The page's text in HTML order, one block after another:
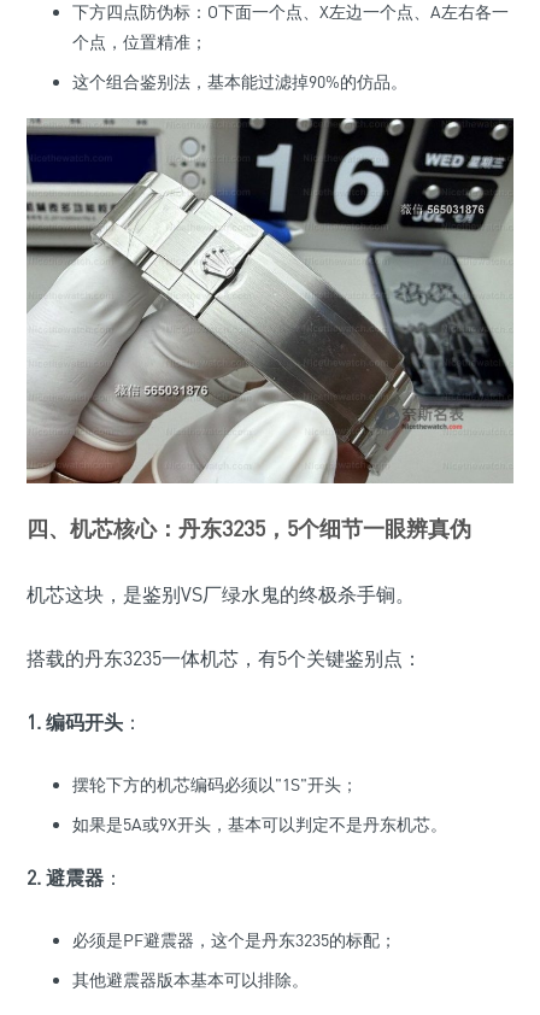
下方四点防伪标：O下面一个点、X左边一个点、A左右各一
个点，位置精准；
这个组合鉴别法，基本能过滤掉90%的仿品。
四、机芯核心：丹东3235，5个细节一眼辨真伪
机芯这块，是鉴别VS厂绿水鬼的终极杀手锏。
搭载的丹东3235一体机芯，有5个关键鉴别点：
1. 编码开头 ：
摆轮下方的机芯编码必须以"1S"开头；
如果是5A或9X开头，基本可以判定不是丹东机芯。
2. 避震器 ：
必须是PF避震器，这个是丹东3235的标配；
其他避震器版本基本可以排除。